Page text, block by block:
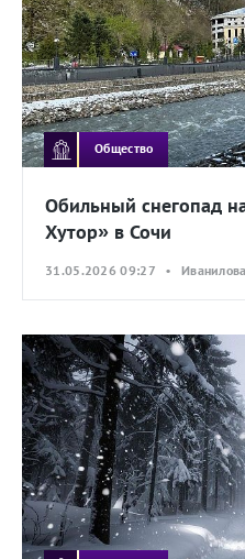
Общество
Обильный снегопад
Хутор» в Сочи
31.05.2026 09:27 • Иванилова